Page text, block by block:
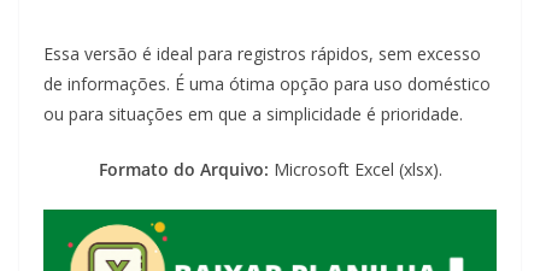
Essa versão é ideal para registros rápidos, sem excesso
de informações. É uma ótima opção para uso doméstico
ou para situações em que a simplicidade é prioridade.
Formato do Arquivo: Microsoft Excel (xlsx).